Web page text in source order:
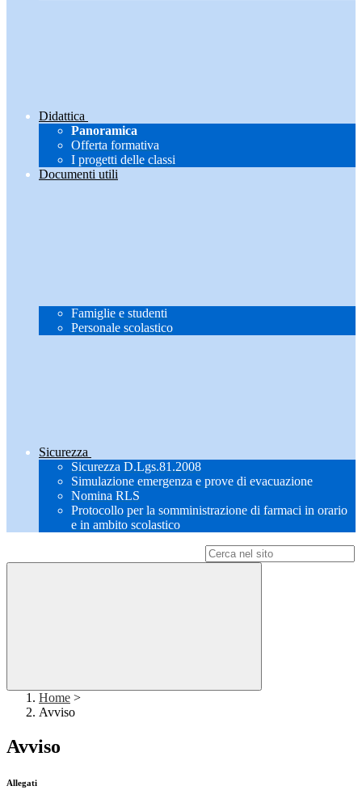
Didattica
Panoramica
Offerta formativa
I progetti delle classi
Documenti utili
Famiglie e studenti
Personale scolastico
Sicurezza
Sicurezza D.Lgs.81.2008
Simulazione emergenza e prove di evacuazione
Nomina RLS
Protocollo per la somministrazione di farmaci in orario
e in ambito scolastico
Home >
Avviso
Avviso
Allegati